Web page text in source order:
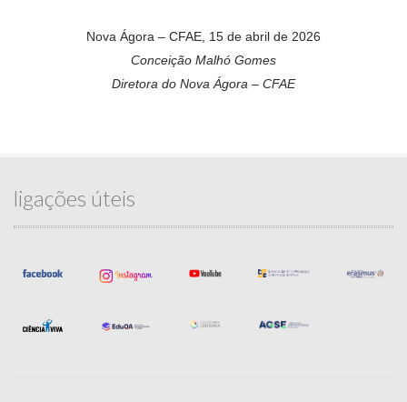
Nova Ágora – CFAE, 15 de abril de 2026
Conceição Malhó Gomes
Diretora do Nova Ágora – CFAE
ligações úteis